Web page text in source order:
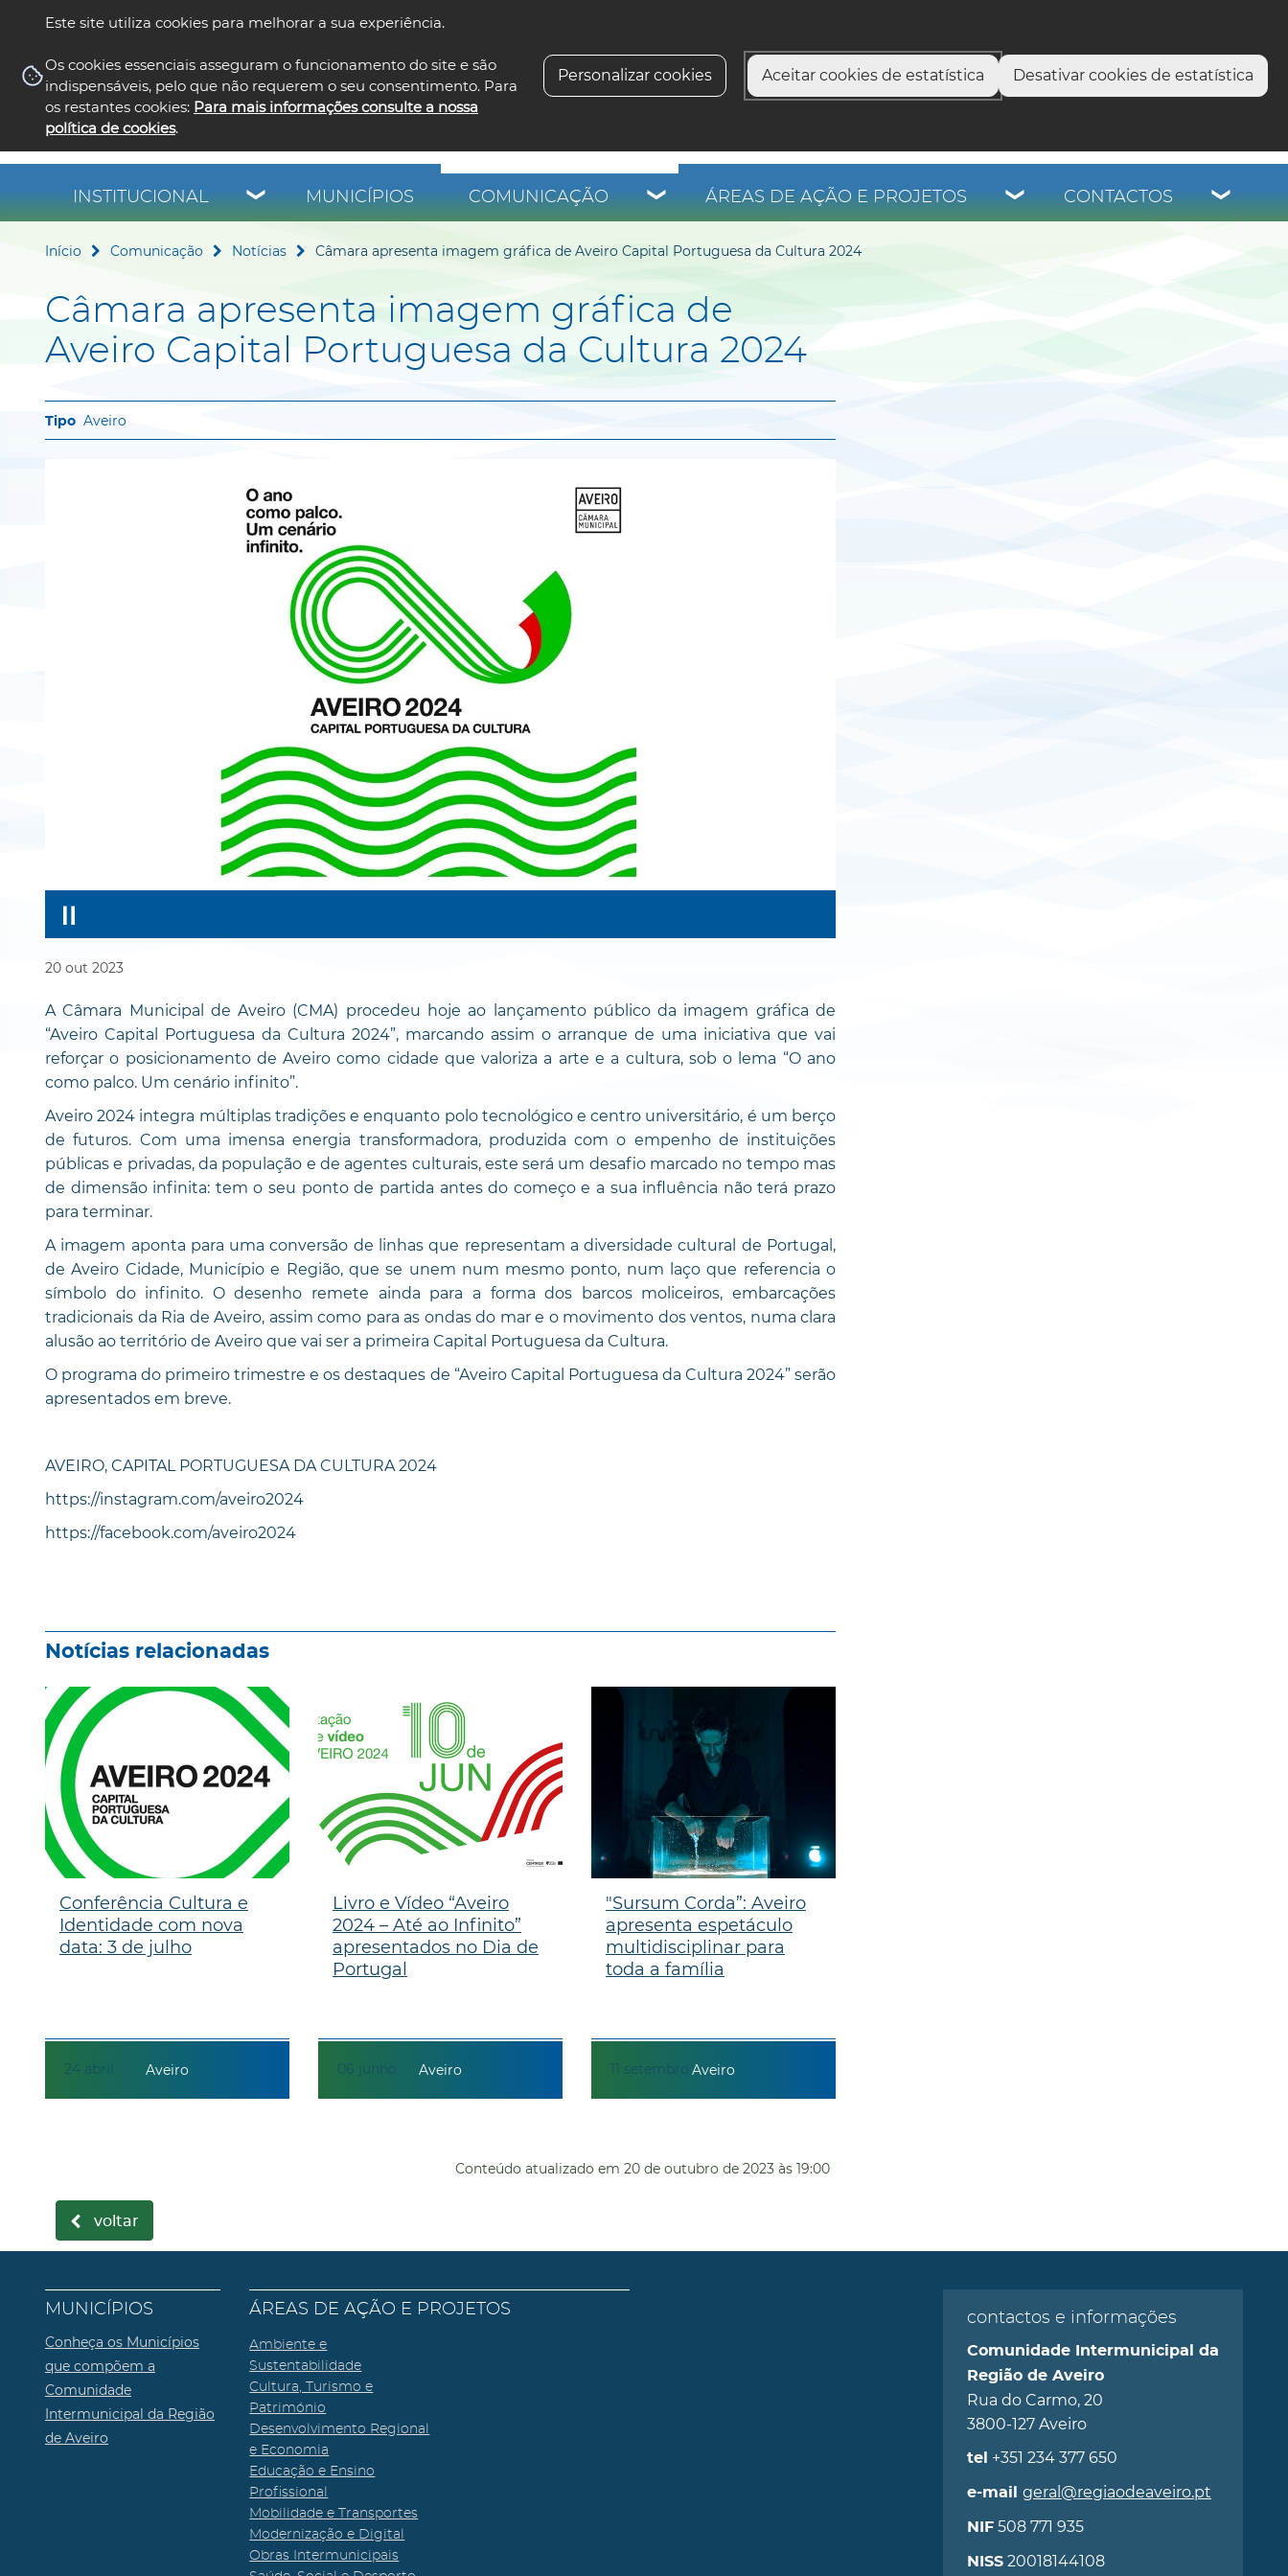
Este site utiliza cookies para melhorar a sua experiência.
Os cookies essenciais asseguram o funcionamento do site e são
indispensáveis, pelo que não requerem o seu consentimento. Para
os restantes cookies: Para mais informações consulte a nossa
política de cookies.
Personalizar cookies Aceitar cookies de estatística Desativar cookies de estatística
INSTITUCIONAL MUNICÍPIOS COMUNICAÇÃO ÁREAS DE AÇÃO E PROJETOS CONTACTOS
Início Comunicação Notícias Câmara apresenta imagem gráfica de Aveiro Capital Portuguesa da Cultura 2024
Câmara apresenta imagem gráfica de
Aveiro Capital Portuguesa da Cultura 2024
Aveiro
20 out 2023
A Câmara Municipal de Aveiro (CMA) procedeu hoje ao lançamento público da imagem gráfica de
“Aveiro Capital Portuguesa da Cultura 2024”, marcando assim o arranque de uma iniciativa que vai
reforçar o posicionamento de Aveiro como cidade que valoriza a arte e a cultura, sob o lema “O ano
como palco. Um cenário infinito”.
Aveiro 2024 integra múltiplas tradições e enquanto polo tecnológico e centro universitário, é um berço
de futuros. Com uma imensa energia transformadora, produzida com o empenho de instituições
públicas e privadas, da população e de agentes culturais, este será um desafio marcado no tempo mas
de dimensão infinita: tem o seu ponto de partida antes do começo e a sua influência não terá prazo
para terminar.
A imagem aponta para uma conversão de linhas que representam a diversidade cultural de Portugal,
de Aveiro Cidade, Município e Região, que se unem num mesmo ponto, num laço que referencia o
símbolo do infinito. O desenho remete ainda para a forma dos barcos moliceiros, embarcações
tradicionais da Ria de Aveiro, assim como para as ondas do mar e o movimento dos ventos, numa clara
alusão ao território de Aveiro que vai ser a primeira Capital Portuguesa da Cultura.
O programa do primeiro trimestre e os destaques de “Aveiro Capital Portuguesa da Cultura 2024” serão
apresentados em breve.
AVEIRO, CAPITAL PORTUGUESA DA CULTURA 2024
https://instagram.com/aveiro2024
https://facebook.com/aveiro2024
Notícias relacionadas
24 abril
Conferência Cultura e
Identidade com nova
data: 3 de julho
Aveiro 06 junho
Livro e Vídeo “Aveiro
2024 – Até ao Infinito”
apresentados no Dia de
Portugal
Aveiro 11 setembro
"Sursum Corda”: Aveiro
apresenta espetáculo
multidisciplinar para
toda a família
Aveiro
Conteúdo atualizado em 20 de outubro de 2023 às 19:00
voltar
MUNICÍPIOS
Conheça os Municípios
que compõem a
Comunidade
Intermunicipal da Região
de Aveiro
ÁREAS DE AÇÃO E PROJETOS
Ambiente e
Sustentabilidade
Cultura, Turismo e
Património
Desenvolvimento Regional
e Economia
Educação e Ensino
Profissional
Mobilidade e Transportes
Modernização e Digital
Obras Intermunicipais
contactos e informações
Comunidade Intermunicipal da
Região de Aveiro
Rua do Carmo, 20
3800-127 Aveiro
tel +351 234 377 650
e-mail geral@regiaodeaveiro.pt
NIF508 771 935
NISS20018144108